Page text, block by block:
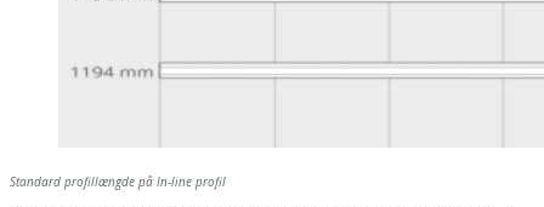
Standard profillængde på In-line profil